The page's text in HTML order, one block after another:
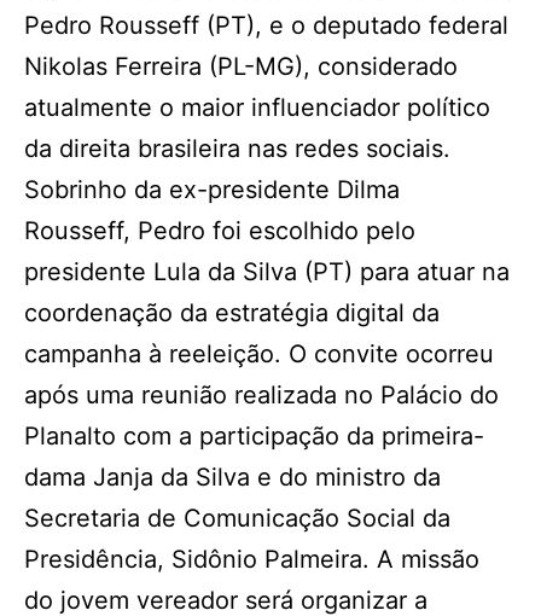
Pedro Rousseff (PT), e o deputado federal
Nikolas Ferreira (PL-MG), considerado
atualmente o maior influenciador político
da direita brasileira nas redes sociais.
Sobrinho da ex-presidente Dilma
Rousseff, Pedro foi escolhido pelo
presidente Lula da Silva (PT) para atuar na
coordenação da estratégia digital da
campanha à reeleição. O convite ocorreu
após uma reunião realizada no Palácio do
Planalto com a participação da primeira-
dama Janja da Silva e do ministro da
Secretaria de Comunicação Social da
Presidência, Sidônio Palmeira. A missão
do jovem vereador será organizar a